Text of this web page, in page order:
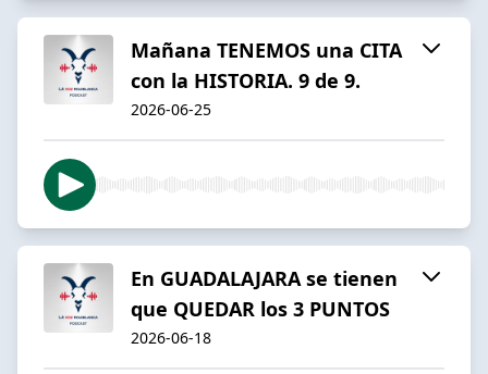
Mañana TENEMOS una CITA
con la HISTORIA. 9 de 9.
2026-06-25
En GUADALAJARA se tienen
que QUEDAR los 3 PUNTOS
2026-06-18